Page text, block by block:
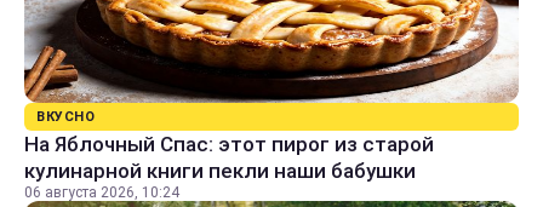
ВКУСНО
На Яблочный Спас: этот пирог из старой
кулинарной книги пекли наши бабушки
06 августа 2026, 10:24